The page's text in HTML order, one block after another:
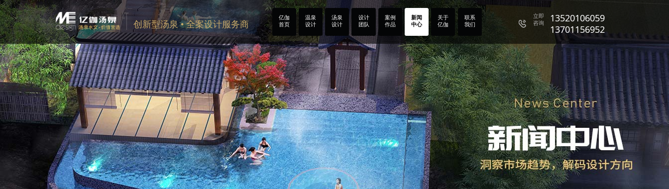
创新型汤泉 • 全案设计服务商
亿伽
首页
温泉
设计
汤泉
设计
设计
团队
案例
作品
新闻
中心
关于
亿伽
联系
我们
立即
咨询
13701156952
13520106059
13701156952
13520106059
13701156952